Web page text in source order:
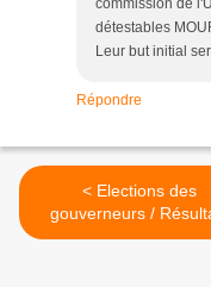
commission de
détestables
Leur but initial
Répondre
< Elections des
gouverneurs /
définitifs / Arrêt de la